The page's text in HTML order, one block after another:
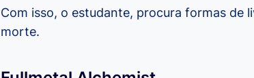
Com isso, o estudante, procura formas de
morte.